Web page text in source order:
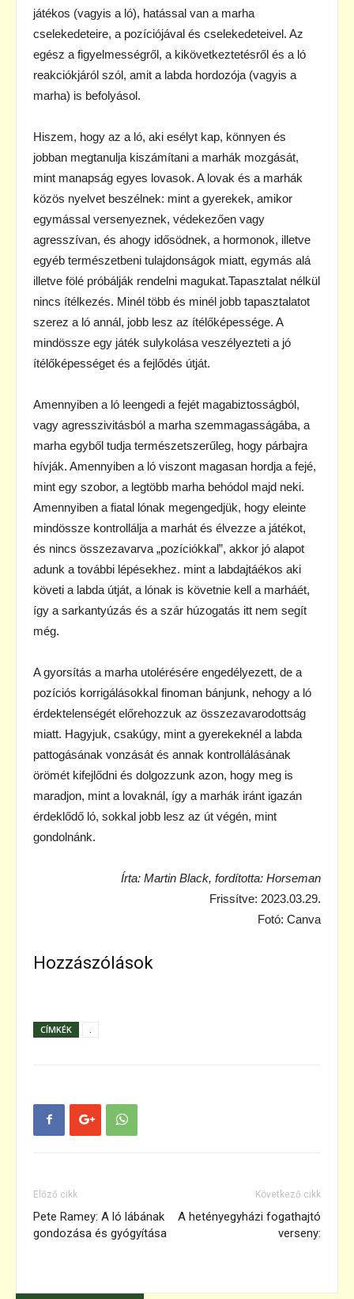
játékos (vagyis a ló), hatással van a marha
cselekedeteire, a pozíciójával és cselekedeteivel. Az
egész a figyelmességről, a kikövetkeztetésről és a ló
reakciókjáról szól, amit a labda hordozója (vagyis a
marha) is befolyásol.
Hiszem, hogy az a ló, aki esélyt kap, könnyen és
jobban megtanulja kiszámítani a marhák mozgását,
mint manapság egyes lovasok. A lovak és a marhák
közös nyelvet beszélnek: mint a gyerekek, amikor
egymással versenyeznek, védekezően vagy
agresszívan, és ahogy idősödnek, a hormonok, illetve
egyéb természetbeni tulajdonságok miatt, egymás alá
illetve fölé próbálják rendelni magukat.Tapasztalat nélkül
nincs ítélkezés. Minél több és minél jobb tapasztalatot
szerez a ló annál, jobb lesz az ítélőképessége. A
mindössze egy játék sulykolása veszélyezteti a jó
ítélőképességet és a fejlődés útját.
Amennyiben a ló leengedi a fejét magabiztosságból,
vagy agresszivitásból a marha szemmagasságába, a
marha egyből tudja természetszerűleg, hogy párbajra
hívják. Amennyiben a ló viszont magasan hordja a fejé,
mint egy szobor, a legtöbb marha behódol majd neki.
Amennyiben a fiatal lónak megengedjük, hogy eleinte
mindössze kontrollálja a marhát és élvezze a játékot,
és nincs összezavarva „pozíciókkal”, akkor jó alapot
adunk a további lépésekhez. mint a labdajtáékos aki
követi a labda útját, a lónak is követnie kell a marháét,
így a sarkantyúzás és a szár húzogatás itt nem segít
még.
A gyorsítás a marha utolérésére engedélyezett, de a
pozíciós korrigálásokkal finoman bánjunk, nehogy a ló
érdektelenségét előrehozzuk az összezavarodottság
miatt. Hagyjuk, csakúgy, mint a gyerekeknél a labda
pattogásának vonzását és annak kontrollálásának
örömét kifejlődni és dolgozzunk azon, hogy meg is
maradjon, mint a lovaknál, így a marhák iránt igazán
érdeklődő ló, sokkal jobb lesz az út végén, mint
gondolnánk.
Írta: Martin Black, fordította: Horseman
Frissítve: 2023.03.29.
Fotó: Canva
Hozzászólások
CÍMKÉK
Előző cikk
Pete Ramey: A ló lábának
gondozása és gyógyítása
Következő cikk
A hetényegyházi fogathajtó
verseny: